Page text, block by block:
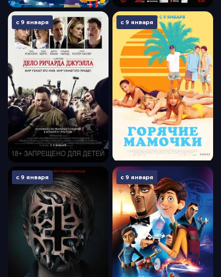
с 9 января с 9 января
с 9 января с 9 января